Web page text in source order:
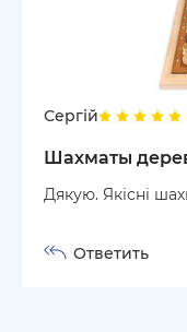
Сергій
Шахматы
Дякую. Якісні
Ответить